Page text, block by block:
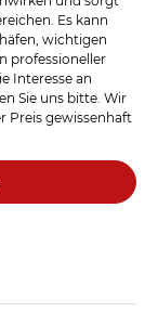
Es kann
wichtigen
professioneller
Interesse an
Sie uns bitte. Wir
Preis gewissenhaft